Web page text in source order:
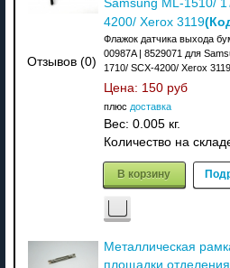
Отзывов (0)
Samsung ML-1510/
4200/ Xerox 3119
Флажок датчика выхода
00987A | 8529071 для
1710/ SCX-4200/ Xerox 3119
Цена: 150 руб
плюс доставка
Вес: 0.005 кг.
Количество на
В корзину
Металлическая
площадки